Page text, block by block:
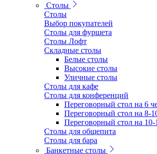
Столы
Столы
Выбор покупателей
Столы для фуршета
Столы Лофт
Складные столы
Белые столы
Высокие столы
Уличные столы
Столы для кафе
Столы для конференций
Переговорный стол на 6
Переговорный стол на 8-
Переговорный стол на 10-
Столы для общепита
Столы для бара
Банкетные столы